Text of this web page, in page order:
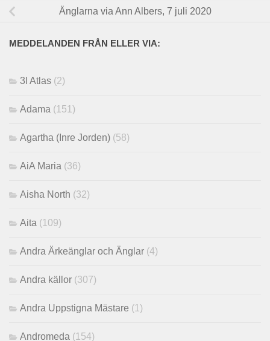
Änglarna via Ann Albers, 7 juli 2020
MEDDELANDEN FRÅN ELLER VIA:
3I Atlas (2)
Adama (151)
Agartha (Inre Jorden) (58)
AiA Maria (36)
Aisha North (32)
Aita (109)
Andra Ärkeänglar och Änglar (4)
Andra källor (307)
Andra Uppstigna Mästare (1)
Andromeda (154)